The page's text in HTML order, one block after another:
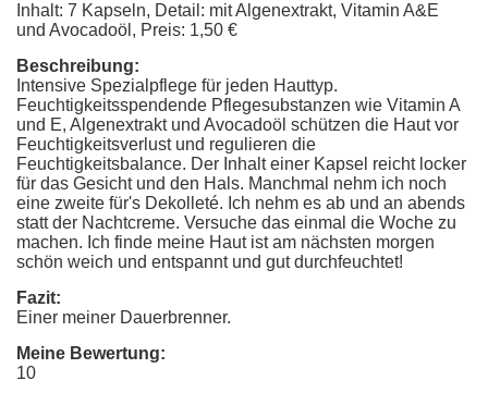
Inhalt: 7 Kapseln, Detail: mit Algenextrakt, Vitamin A&E
und Avocadoöl, Preis: 1,50 €
Beschreibung:
Intensive Spezialpflege für jeden Hauttyp.
Feuchtigkeitsspendende Pflegesubstanzen wie Vitamin A
und E, Algenextrakt und Avocadoöl schützen die Haut vor
Feuchtigkeitsverlust und regulieren die
Feuchtigkeitsbalance. Der Inhalt einer Kapsel reicht locker
für das Gesicht und den Hals. Manchmal nehm ich noch
eine zweite für's Dekolleté. Ich nehm es ab und an abends
statt der Nachtcreme. Versuche das einmal die Woche zu
machen. Ich finde meine Haut ist am nächsten morgen
schön weich und entspannt und gut durchfeuchtet!
Fazit:
Einer meiner Dauerbrenner.
Meine Bewertung:
10